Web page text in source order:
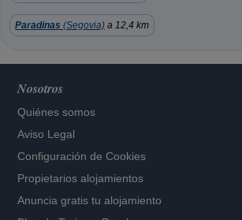
Paradinas (Segovia) a 12,4 km
Nosotros
Quiénes somos
Aviso Legal
Configuración de Cookies
Propietarios alojamientos
Anuncia gratis tu alojamiento